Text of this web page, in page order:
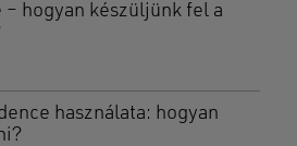
hogyan készüljünk fel a
használata: hogyan